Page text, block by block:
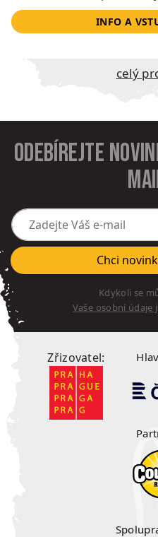
INFO A
Celý
Odebírejte
Zadejte Váš e-mail
Chci
Kdykoli se
Vaše osobní údaje
Zřizovatel: